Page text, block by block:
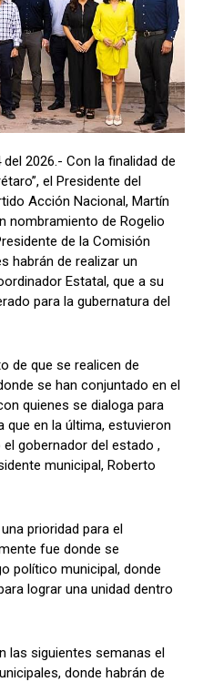
2026.- Con la finalidad de
el Presidente del
Acción Nacional, Martín
nombramiento de Rogelio
de la Comisión
habrán de realizar un
Estatal, que a su
para la gubernatura del
de que se realicen de
se han conjuntado en el
quienes se dialoga para
que en la última, estuvieron
gobernador del estado ,
municipal, Roberto
prioridad para el
fue donde se
político municipal, donde
lograr una unidad dentro
las siguientes semanas el
donde habrán de